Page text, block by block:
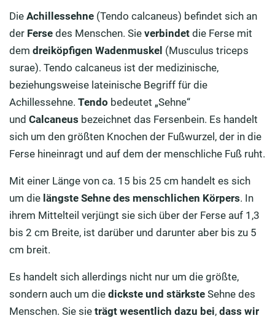
Die Achillessehne (Tendo calcaneus) befindet sich an
der Ferse des Menschen. Sie verbindet die Ferse mit
dem dreiköpfigen Wadenmuskel (Musculus triceps
surae). Tendo calcaneus ist der medizinische,
beziehungsweise lateinische Begriff für die
Achillessehne. Tendo bedeutet „Sehne“
und Calcaneus bezeichnet das Fersenbein. Es handelt
sich um den größten Knochen der Fußwurzel, der in die
Ferse hineinragt und auf dem der menschliche Fuß ruht.
Mit einer Länge von ca. 15 bis 25 cm handelt es sich
um die längste Sehne des menschlichen Körpers. In
ihrem Mittelteil verjüngt sie sich über der Ferse auf 1,3
bis 2 cm Breite, ist darüber und darunter aber bis zu 5
cm breit.
Es handelt sich allerdings nicht nur um die größte,
sondern auch um die dickste und stärkste Sehne des
Menschen. Sie sie trägt wesentlich dazu bei, dass wir